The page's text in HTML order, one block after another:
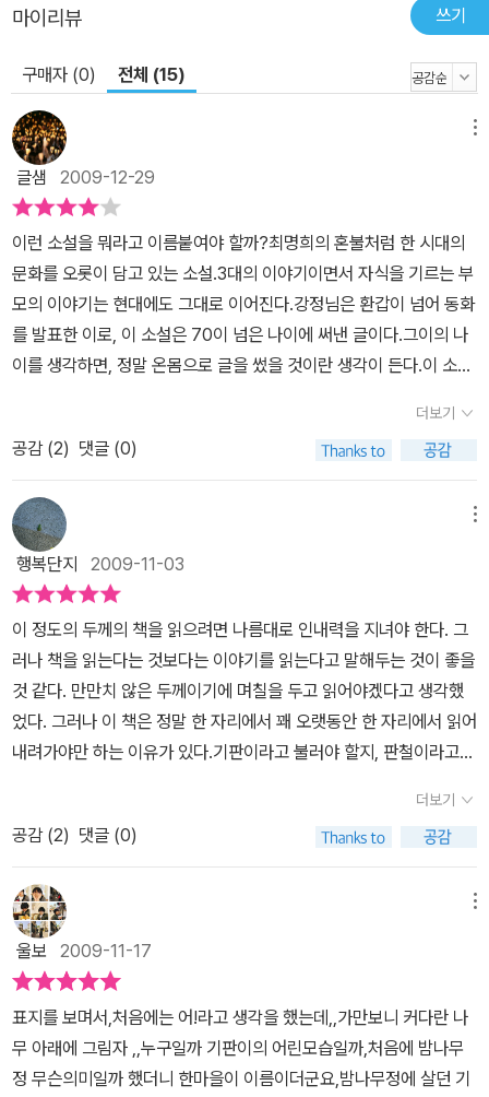
수 있는 좋은 기회를 제공한다. ♠ 주요 내용 밤나무정의 마을에 한 사
이 많고 억척스럽기로 유명한 안골댁의 아들이었다. 기판이는 안골댁
이 아들을 낳고자 이른 새벽부터 마을 정화수에 물을 떠놓고 아들 낳
기를 빌고 홍역으로 둘째 아이를 잃고서 태어났기에 귀하고 소중한
아들이었다. 그런 까닭에 기판이는 다른 아이들과 달리 안골댁으로부
터 지나치게 보호를 받으며 자라 연약했다. 몘 캐구들에게 놀림을 받
거를 두복이가 망가뜨린 데에 화가 난 기판이가 두복이에게 죽을힘을
다해 덤벼든 것이다. 이 싸움에서 이긴 기판이는 예전의 유약하고 순
종적이던 모습과는 다른 삶을 살게 된다. 하지?받고것도 얼마 지나지
않아 기판이는 정신병에 걸리고 만다. 아들의 정신병을 낫게 하고자
안골댁은 굿판을 벌이기도 했지?받별 효과를 거두지 못하고 기판이
는 밤나무정을 떠난다. 광주로 올라온 기판이는 우연찮게 칠성파의
두목의 손에 의 려 폭력 조직에 들어가게 된다. 그러던 어느 날 패거리
밤나무정으로 다시 되돌아온다. 결국 기판이는 밤나무정 입구에서 추
적해 온 패거리들의 칼에 찔려 열여덟의 짧은 생을 마감한다.
마이리뷰 쓰기
구매자 (0) 전체 (15)
글샘 2009-12-29
이런 소설을 뭐라고 이름붙여야 할까?최명희의 혼불처럼 한 시대의
문화를 오롯이 담고 있는 소설.3대의 이야기이면서 자식을 기르는 부
모의 이야기는 현대에도 그대로 이어진다.강정님은 환갑이 넘어 동화
를 발표한 이로, 이 소설은 70이 넘은 나이에 써낸 글이다.그이의 나
이를 생각하면, 정말 온몸으로 글을 썼을 것이란 생각이 든다.이 소설
왕따였던 기판이가, 됫병에 머리를 얻어맞고난 이후 갑자기 터프해진
다.좀 바보같이 변했지만, 터프가이 기판이는 판철이가 되어 판을 치
고 다니다 결국 골로 간다.기판이를 이렇게 기른 것은 그 어머니의 영
향이 큰데,기판이를 둘러싼 환경이 최악이었다.기판이 누님의 다사로
움이 기판이의 외로움에 용기를 주고, 기판이의 결기를 쓰다듬어 줄
수 있었다면 얼마나 좋았으랴만,제 새끼라면 고슴도치도 함함하다고,
탈 줄도 모르는 스케이트를 빌려다 신기고, 무조건 기판이를 감싸안
는 빗나간 모정이 아이를 깡패로, 바보로 만들고, 결국 죽음에 이르게
만드는 것이다.세상을 오래 산 이들이 남겨 주어야 할 문화 전승이 있
다. 비록 그 문화는 이미 사라져버린 것이긴 하지만, 그래서 오히려 기
록으로 남겨야 할 필요가 있는 것 같다.강정님의 소설이 탁월한 재미
로 읽히진 않지만, 그 소설이 담아내고 있는 세계는 우리가 이미 잃어
버린, 그렇지만 우리가 되찾고 싶은 <오래된 미래>이기 때문이다.작
가의 건필을 기대하게 하는 수작이다.
더보기
공감 (2) 댓글 (0)
행복단지 2009-11-03
이 정도의 두께의 책을 읽으려면 나름대로 인내력을 지녀야 한다. 그
러나 책을 읽는다는 것보다는 이야기를 읽는다고 말해두는 것이 좋을
것 같다. 만만치 않은 두께이기에 며칠을 두고 읽어야겠다고 생각했
었다. 그러나 이 책은 정말 한 자리에서 꽤 오랫동안 한 자리에서 읽어
내려가야만 하는 이유가 있다.기판이라고 불러야 할지, 판철이라고
에 있는 이야기이다. 그런데 이 주인공은 참 안쓰럽다. 그냥 그렇게밖
에 말을 할 수 없다. 어쩌면 이 주인공의 삶은 자신이 원해서 그렇게
흘러간 것이 아닐 것이라는 생각도 해 본다.작가의 말투를 빌자면, 본
디 착한 아인디......라고 자꾸만 되뇌어진다.기판이가 그렇게 살 수 밖
에 없었던 그 유년의 삶을 보면 정말 화가 날 정도로 힘들다. 아마도
현재의 말로 말해보자면 ‘왕따’가 아닌지 나름 단정지어본다.기판이
는 아이들 속에 정말 있고 싶어 했다. 그 아이들과 그냥 평범하게 살고
싶었던 아이였다. 그런데 이상하게도 자신이 원하지 않는 삶을 산 것
이다. 그런데 가만히 보면 그의 어머니가 항상 그의 주변에 있는 것이
나 아님 그 아이가 스스로 헤쳐 보도록 할 수 있는 기회조차 주지 않았
더보기
공감 (2) 댓글 (0)
울보 2009-11-17
표지를 보며서,처음에는 어!라고 생각을 했는데,,가만보니 커다란 나
무 아래에 그림자 ,,누구일까 기판이의 어린모습일까,처음에 밤나무
정 무슨의미일까 했더니 한마을이 이름이더군요,밤나무정에 살던 기